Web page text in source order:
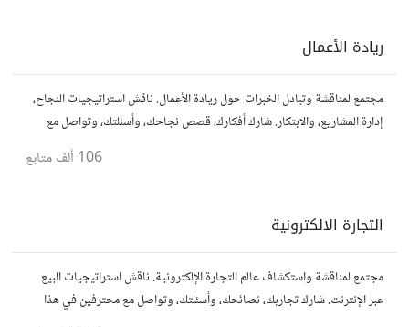
ريادة الأعمال
مجتمع لمناقشة وتبادل الخبرات حول ريادة الأعمال. ناقش استراتيجيات النجاح،
إدارة المشاريع، والابتكار. شارك أفكارك، قصص نجاحك، وأسئلتك، وتواصل مع
106 ألف متابع
التجارة الالكترونية
مجتمع لمناقشة واستكشاف عالم التجارة الإلكترونية. ناقش استراتيجيات البيع
عبر الإنترنت. شارك تجاربك، نصائحك، وأسئلتك، وتواصل مع محترفين في هذا